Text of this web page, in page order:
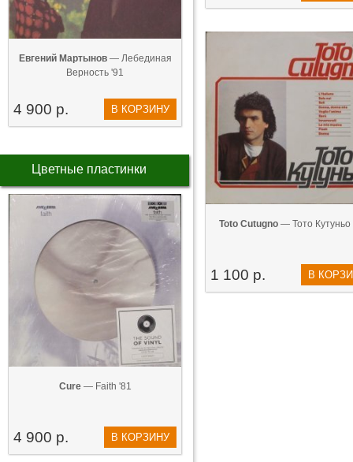
Евгений Мартынов— Лебединая
Верность '91
4 900 р. В КОРЗИНУ
Цветные пластинки
Cure— Faith '81
4 900 р. В КОРЗИНУ
Toto Cutugno— Тото Кутуньо
1 100 р. В